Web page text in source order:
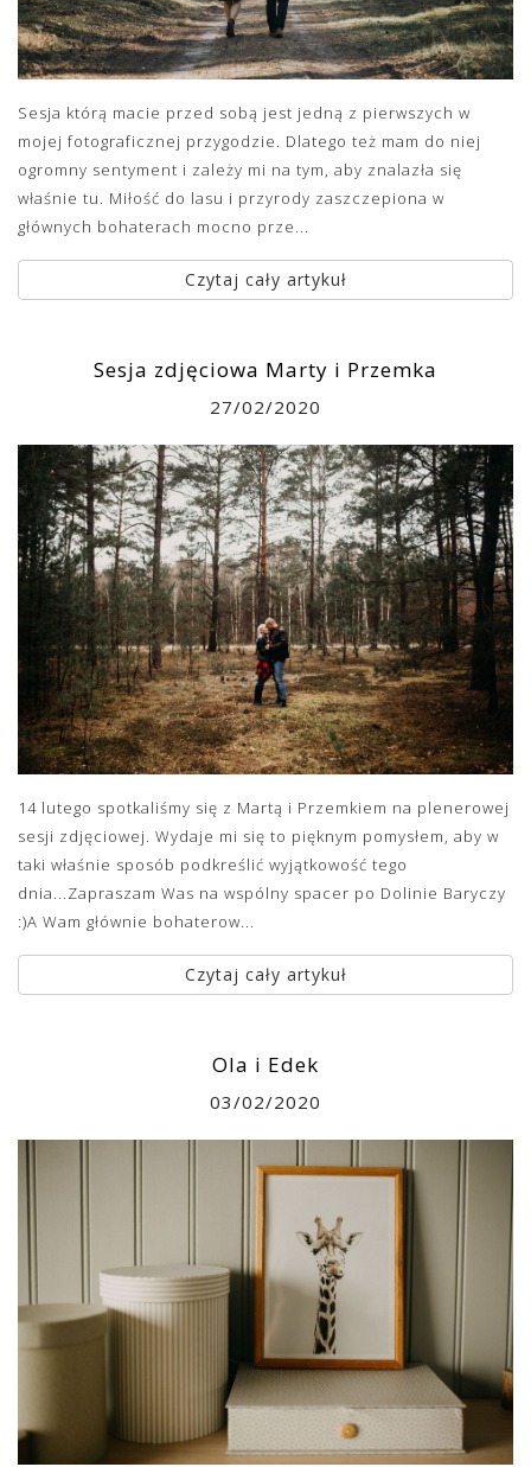
Sesja którą macie przed sobą jest jedną z pierwszych w
mojej fotograficznej przygodzie. Dlatego też mam do niej
ogromny sentyment i zależy mi na tym, aby znalazła się
właśnie tu. Miłość do lasu i przyrody zaszczepiona w
głównych bohaterach mocno prze...
Czytaj cały artykuł
Sesja zdjęciowa Marty i Przemka
27/02/2020
14 lutego spotkaliśmy się z Martą i Przemkiem na plenerowej
sesji zdjęciowej. Wydaje mi się to pięknym pomysłem, aby w
taki właśnie sposób podkreślić wyjątkowość tego
dnia...Zapraszam Was na wspólny spacer po Dolinie Baryczy
:)A Wam głównie bohaterow...
Czytaj cały artykuł
Ola i Edek
03/02/2020